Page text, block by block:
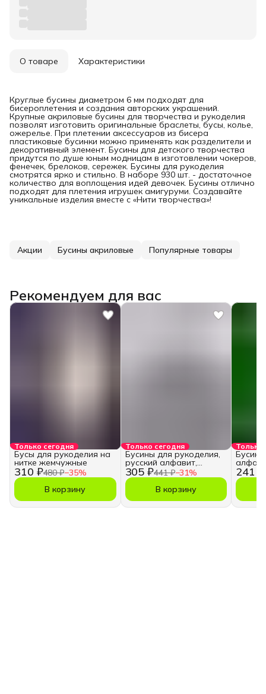
О товаре Характеристики
Круглые бусины диаметром 6 мм подходят для
бисероплетения и создания авторских украшений.
Крупные акриловые бусины для творчества и рукоделия
позволят изготовить оригинальные браслеты, бусы, колье,
ожерелье. При плетении аксессуаров из бисера
пластиковые бусинки можно применять как разделители и
декоративный элемент. Бусины для детского творчества
придутся по душе юным модницам в изготовлении чокеров,
фенечек, брелоков, сережек. Бусины для рукоделия
смотрятся ярко и стильно. В наборе 930 шт. - достаточное
количество для воплощения идей девочек. Бусины отлично
подходят для плетения игрушек амигуруми. Создавайте
уникальные изделия вместе с «Нити творчества»!
Акции Бусины акриловые Популярные товары
Рекомендуем для вас
Только сегодня
310 ₽480 ₽−35%
Бусы для рукоделия на
нитке жемчужные
В корзину
Только сегодня
305 ₽441 ₽−31%
Бусины для рукоделия,
русский алфавит,
кубики
В корзину
Только
241 ₽